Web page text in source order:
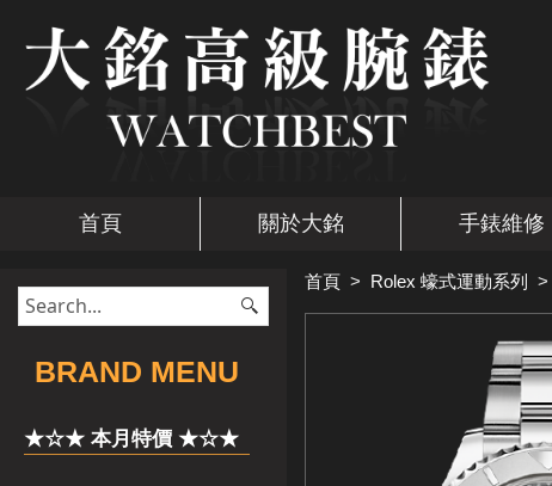
首頁 關於大銘 手錶維修
​BRAND MENU
★☆★ 本月特價 ★☆★
首頁 > Rolex 蠔式運動系列 >